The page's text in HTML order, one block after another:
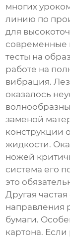
многих
линию по
для
современные
тесты на
работе на
вибрация.
оказалось
заменой
конструкции
жидкости.
ножей
система его
это
Другая
направления
бумаги.
картона.